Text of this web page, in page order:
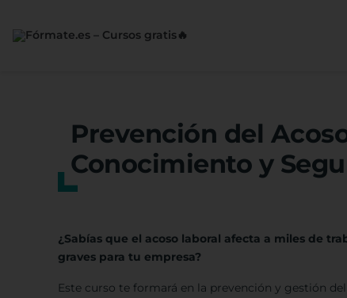
Prevención del
Conocimiento y
¿Sabías que el acoso laboral afecta a miles de
graves para tu empresa?
Este curso te formará en la prevención y gestión